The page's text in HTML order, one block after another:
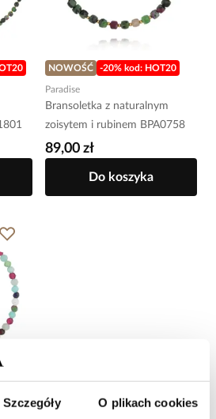
Szczegóły O plikach cookies
NPA1801
NOWOŚĆ -20% kod: HOT20
Paradise
Bransoletka z naturalnym
zoisytem i rubinem BPA0758
89,00 zł
Do koszyka